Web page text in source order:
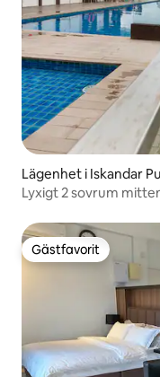
Lägenhet i Iskandar
Lyxigt 2 sovrum
Gästfavorit
Gästfavorit